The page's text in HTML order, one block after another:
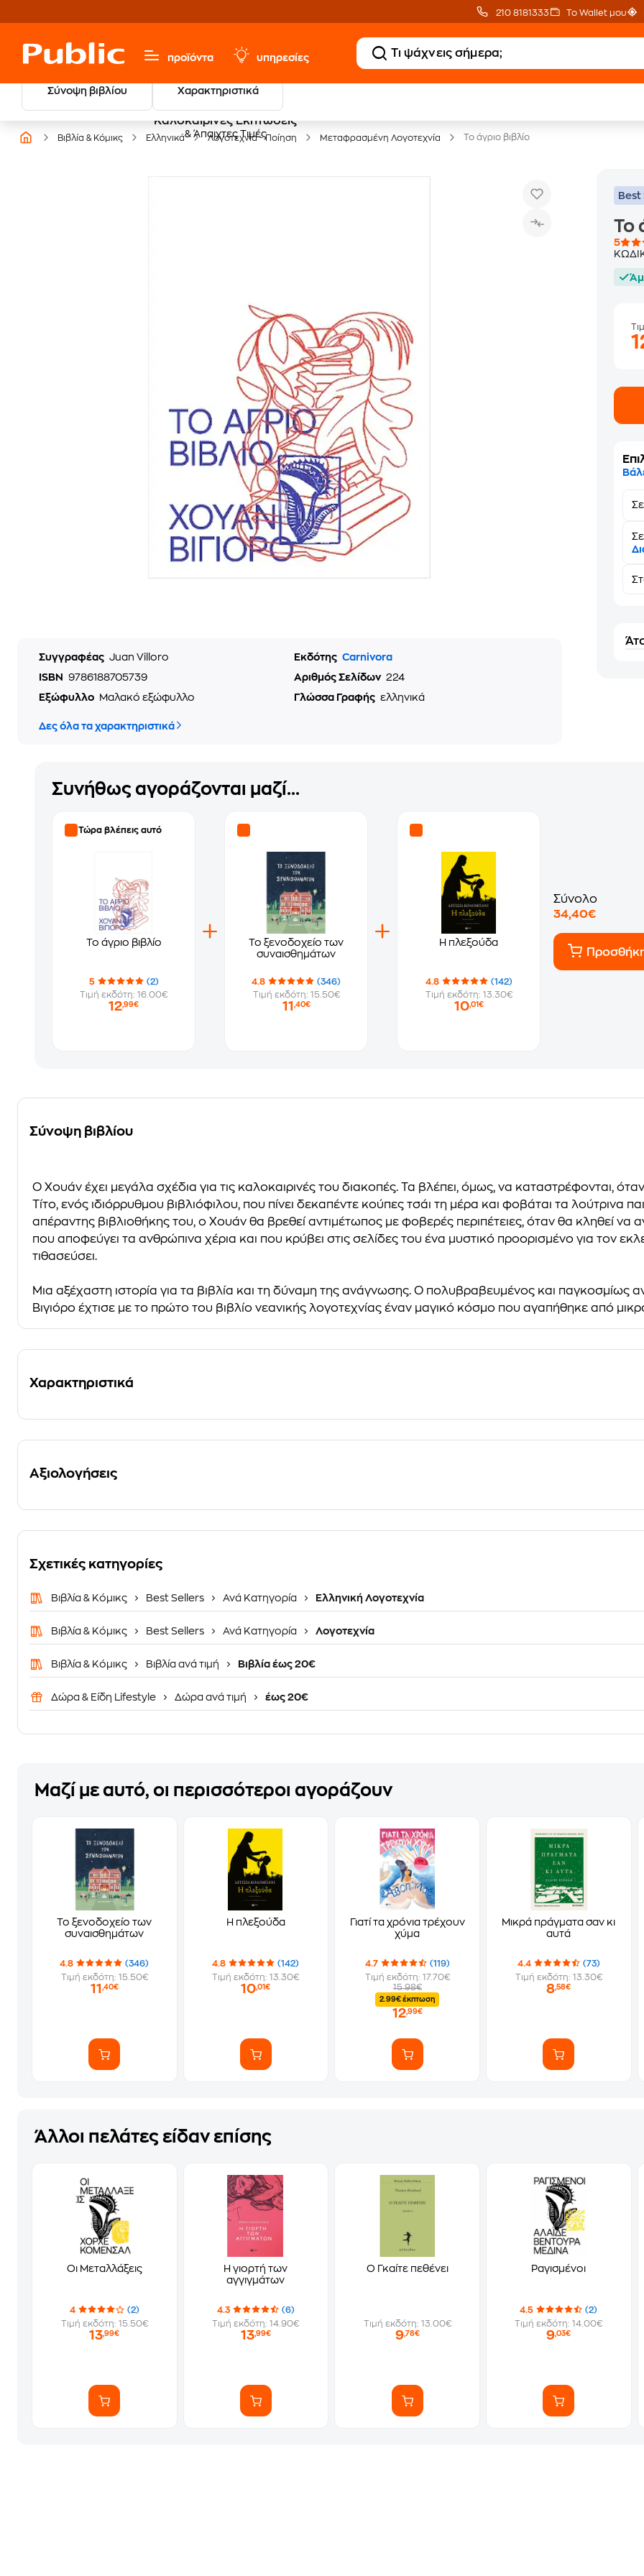
210 8181333 Το Wallet μου
προϊόντα υπηρεσίες
Σύνοψη βιβλίου Χαρακτηριστικά
Καλοκαιρινές Εκπτώσεις
& Άπαιχτες Τιμές
Βιβλία & Κόμικς Ελληνικά Λογοτεχνία - Ποίηση Μεταφρασμένη Λογοτεχνία Το άγριο βιβλίο
Συγγραφέας Juan Villoro Εκδότης Carnivora
ISBN
9786188705739 Αριθμός Σελίδων 224
Εξώφυλλο
Μαλακό εξώφυλλο Γλώσσα Γραφής ελληνικά
Δες όλα τα χαρακτηριστικά
Best
Το
5
Συνήθως αγοράζονται μαζί...
Τώρα βλέπεις αυτό
Το άγριο βιβλίο
5
(2)
Τιμή εκδότη: 16.00€
12,99€
Το ξενοδοχείο των
συναισθημάτων
4.8
(346)
Τιμή εκδότη: 15.50€
11 ,40€
Η πλεξούδα
4.8
(142)
Τιμή εκδότη: 13.30€
10,01€
Σύνολο
34,40€
Σύνοψη βιβλίου
Ο Χουάν έχει μεγάλα σχέδια για τις καλοκαιρινές του διακοπές. Τα βλέπει, όμως, να καταστρέφονται,
Τίτο, ενός ιδιόρρυθμου βιβλιόφιλου, που πίνει δεκαπέντε κούπες τσάι τη μέρα και φοβάται τα λούτρινα
απέραντης βιβλιοθήκης του, ο Χουάν θα βρεθεί αντιμέτωπος με φοβερές περιπέτειες, όταν θα κληθεί να
που αποφεύγει τα ανθρώπινα χέρια και που κρύβει στις σελίδες του ένα μυστικό προορισμένο για τον
τιθασεύσει.
Μια αξέχαστη ιστορία για τα βιβλία και τη δύναμη της ανάγνωσης. Ο πολυβραβευμένος και
Βιγιόρο έχτισε με το πρώτο του βιβλίο νεανικής λογοτεχνίας έναν μαγικό κόσμο που αγαπήθηκε από
Χαρακτηριστικά
Αξιολογήσεις
Σχετικές κατηγορίες
Βιβλία & Κόμικς Best Sellers Ανά Κατηγορία Ελληνική Λογοτεχνία
Βιβλία & Κόμικς Best Sellers Ανά Κατηγορία Λογοτεχνία
Βιβλία & Κόμικς Βιβλία ανά τιμή Βιβλία έως 20€
Δώρα & Είδη Lifestyle Δώρα ανά τιμή έως 20€
Μαζί με αυτό, οι περισσότεροι αγοράζουν
Το ξενοδοχείο των
συναισθημάτων
4.8
(346)
Τιμή εκδότη: 15.50€
11 ,40€
Η πλεξούδα
4.8
(142)
Τιμή εκδότη: 13.30€
10,01€
Γιατί τα χρόνια τρέχουν
χύμα
4.7
(119)
Τιμή εκδότη: 17.70€
15.98€
2.99€ έκπτωση
12,99€
Μικρά πράγματα σαν κι
αυτά
4.4
(73)
Τιμή εκδότη: 13.30€
8,58€
Άλλοι πελάτες είδαν επίσης
Οι Μεταλλάξεις
4
(2)
Τιμή εκδότη: 15.50€
13,99€
Η γιορτή των
αγγιγμάτων
4.3
(6)
Τιμή εκδότη: 14.90€
13,99€
O Γκαίτε πεθένει
Τιμή εκδότη: 13.00€
9,78€
Ραγισμένοι
4.5
(2)
Τιμή εκδότη: 14.00€
9,03€